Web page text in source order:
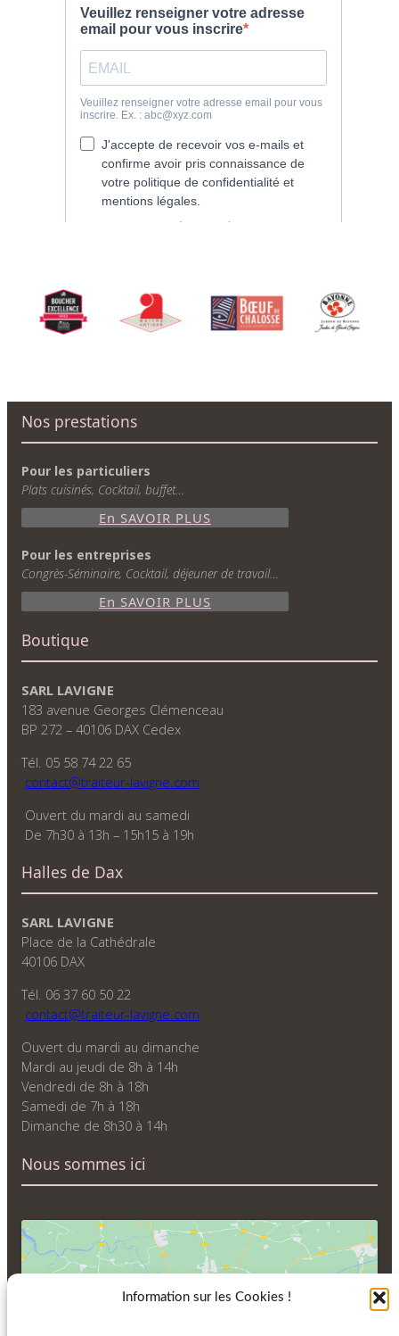
Information sur les Cookies !
Nos prestations
Pour les particuliers
Plats cuisinés, Cocktail, buffet…
En SAVOIR PLUS
Pour les entreprises
Congrès-Séminaire, Cocktail, déjeuner de travail…
En SAVOIR PLUS
Boutique
SARL LAVIGNE
183 avenue Georges Clémenceau
BP 272 – 40106 DAX Cedex
Tél. 05 58 74 22 65
contact@traiteur-lavigne.com
Ouvert du mardi au samedi
De 7h30 à 13h – 15h15 à 19h
Halles de Dax
SARL LAVIGNE
Place de la Cathédrale
40106 DAX
Tél. 06 37 60 50 22
contact@traiteur-lavigne.com
Ouvert du mardi au dimanche
Mardi au jeudi de 8h à 14h
Vendredi de 8h à 18h
Samedi de 7h à 18h
Dimanche de 8h30 à 14h
Nous sommes ici